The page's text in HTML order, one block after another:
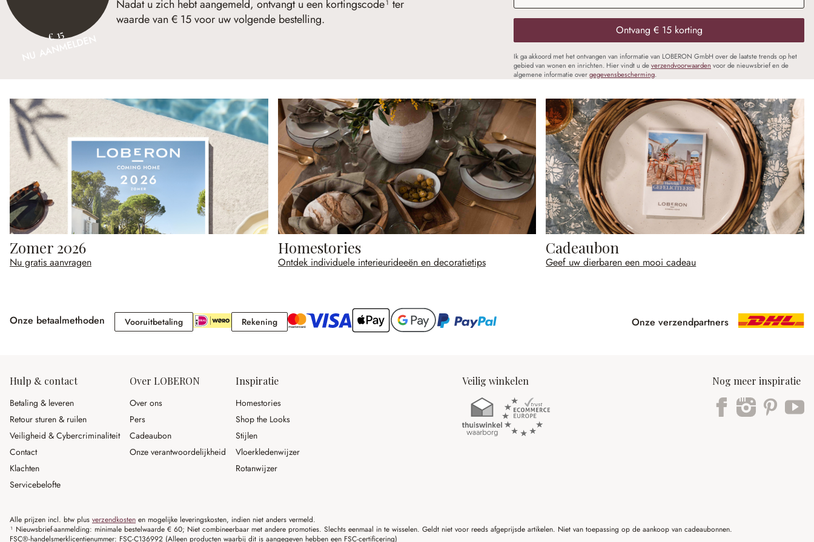
€ 15
NU AANMELDEN
Nadat u zich hebt aangemeld, ontvangt u een kortingscode¹ ter
waarde van € 15 voor uw volgende bestelling.
Ontvang € 15 korting
Ik ga akkoord met het ontvangen van informatie van LOBERON GmbH over de laatste trends op het
gebied van wonen en inrichten. Hier vindt u deverzendvoorwaarden voor de nieuwsbrief en de
algemene informatie overgegevensbescherming.
Zomer 2026
Nu gratis aanvragen
Homestories
Ontdek individuele interieurideeën en decoratietips
Cadeaubon
Geef uw dierbaren een mooi cadeau
Onze betaalmethoden VooruitbetalingVooruitbetaling RekeningRekening Onze verzendpartners
Hulp & contact
Betaling & leveren
Retour sturen & ruilen
Veiligheid & Cybercriminaliteit
Contact
Klachten
Servicebelofte
Over LOBERON
Over ons
Pers
Cadeaubon
Onze verantwoordelijkheid
Inspiratie
Homestories
Shop the Looks
Stijlen
Vloerkledenwijzer
Rotanwijzer
Veilig winkelen Nog meer inspiratie
Alle prijzen incl. btw plus verzendkosten en mogelijke leveringskosten, indien niet anders vermeld.
¹ Nieuwsbrief-aanmelding: minimale bestelwaarde € 60; Niet combineerbaar met andere promoties. Slechts eenmaal in te wisselen. Geldt niet voor reeds afgeprijsde artikelen. Niet van toepassing op de aankoop van cadeaubonnen.
FSC®-handelsmerklicentienummer: FSC-C136992 (Alleen producten waarbij dit is aangegeven hebben een FSC-certificering)